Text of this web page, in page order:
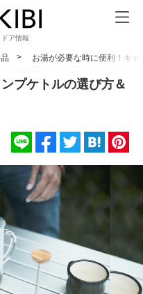
ア情報
お湯が必要な時に便利！キ
プケトルの選び方＆